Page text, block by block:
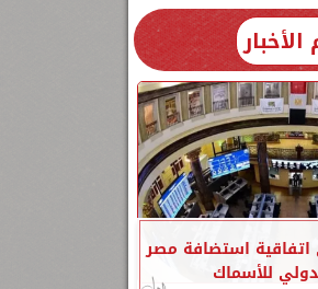
اتفاقية استضافة مصر
للأسماك